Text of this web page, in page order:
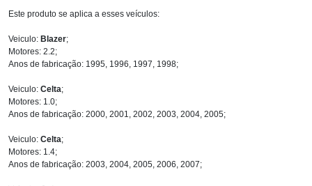
Este produto se aplica a esses veículos:
Veiculo: Blazer;
Motores: 2.2;
Anos de fabricação: 1995, 1996, 1997, 1998;
Veiculo: Celta;
Motores: 1.0;
Anos de fabricação: 2000, 2001, 2002, 2003, 2004, 2005;
Veiculo: Celta;
Motores: 1.4;
Anos de fabricação: 2003, 2004, 2005, 2006, 2007;